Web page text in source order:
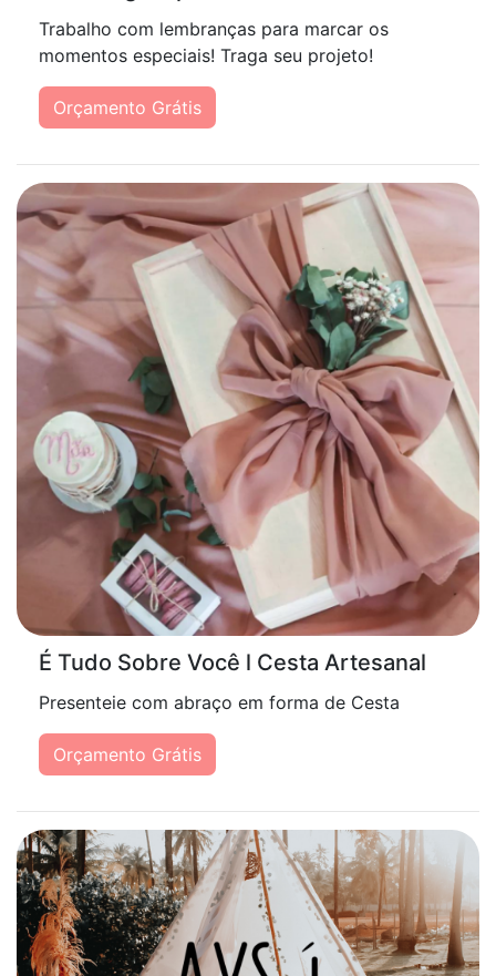
Trabalho com lembranças para marcar os
momentos especiais! Traga seu projeto!
Orçamento Grátis
É Tudo Sobre Você l Cesta Artesanal
Presenteie com abraço em forma de Cesta
Orçamento Grátis